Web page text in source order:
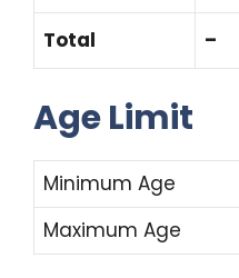
Total –
Age Limit
Minimum Age
Maximum Age